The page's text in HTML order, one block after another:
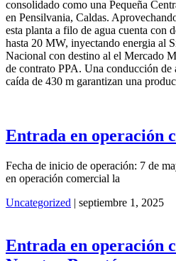
consolidado como una Pequeña
en Pensilvania, Caldas.
esta planta a filo de agua cuenta con
hasta 20 MW, inyectando energia al
Nacional con destino al el Mercado
de contrato PPA. Una conducción de
caída de 430 m garantizan una
Entrada en operación
Fecha de inicio de operación: 7 de
en operación comercial la
Uncategorized | septiembre 1, 2025
Entrada en operación